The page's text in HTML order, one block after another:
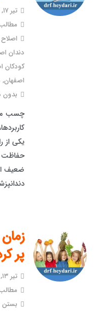
تیر ۱۷, ۱۴۰۳
دندان
کودکان
اصفهان,
بدون
چسب
یکی از
حفاظت
ضعیف
پر
تیر ۱۳, ۱۴۰۳
بستن